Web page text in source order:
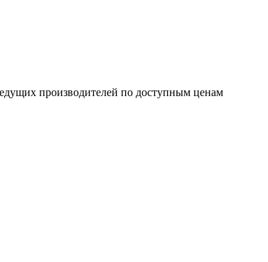
производителей по доступным ценам